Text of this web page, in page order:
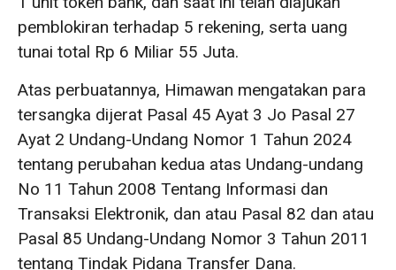
pemblokiran terhadap 5 rekening, serta uang
tunai total Rp 6 Miliar 55 Juta.
Atas perbuatannya, Himawan mengatakan para
tersangka dijerat Pasal 45 Ayat 3 Jo Pasal 27
Ayat 2 Undang-Undang Nomor 1 Tahun 2024
tentang perubahan kedua atas Undang-undang
No 11 Tahun 2008 Tentang Informasi dan
Transaksi Elektronik, dan atau Pasal 82 dan atau
Pasal 85 Undang-Undang Nomor 3 Tahun 2011
tentang Tindak Pidana Transfer Dana.